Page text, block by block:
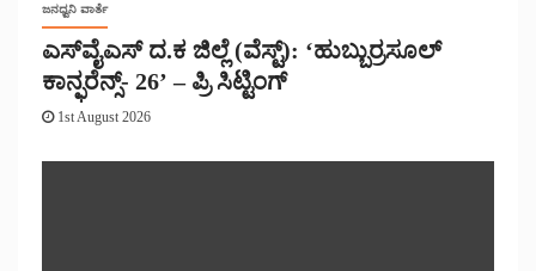
ಜನಧ್ವನಿ ವಾರ್ತೆ
ಎಸ್‌ವೈಎಸ್ ದ.ಕ ಜಿಲ್ಲೆ (ವೆಸ್ಟ್): ‘ಹುಬ್ಬುರ್ರಸೂಲ್
ಕಾನ್ಫರೆನ್ಸ್- 26’ – ಪ್ರಿ ಸಿಟ್ಟಿಂಗ್
1st August 2026